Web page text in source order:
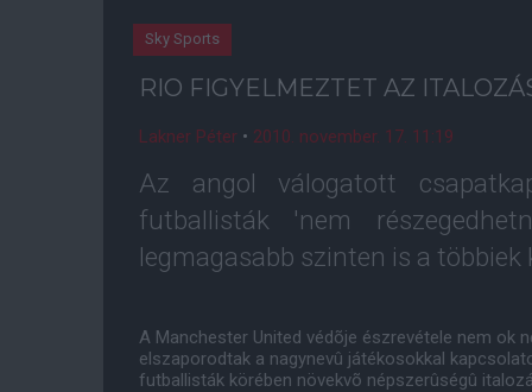
Sky Sports
RIO FIGYELMEZTET AZ
Lakner Péter • 2010. november. 17. 11:19
Az angol válogatott
futballisták 'nem
legmagasabb szinten is a többiek
A Manchester United védõje észrevétele nem ok
elszaporodtak a nagynevû játékosokkal
futballisták körében növekvõ népszerûségû